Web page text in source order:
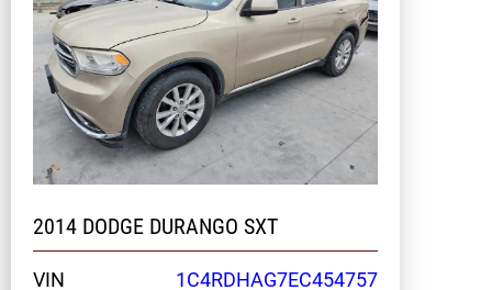
2014 DODGE DURANGO SXT
VIN
1C4RDHAG7EC454757